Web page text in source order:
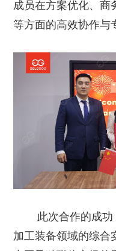
成员在方案优化、商
等方面的高效协作与
此次合作的成
加工装备领域的综合